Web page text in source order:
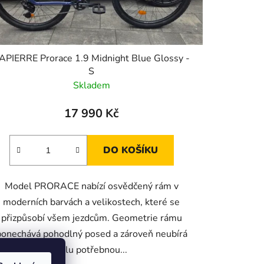
Prorace 1.9 Midnight Blue Glossy -
S
Skladem
17 990 Kč
DO KOŠÍKU
Model PRORACE nabízí osvědčený rám v
moderních barvách a velikostech, které se
přizpůsobí všem jezdcům. Geometrie rámu
pohodlný posed a zároveň neubírá
kolu potřebnou...